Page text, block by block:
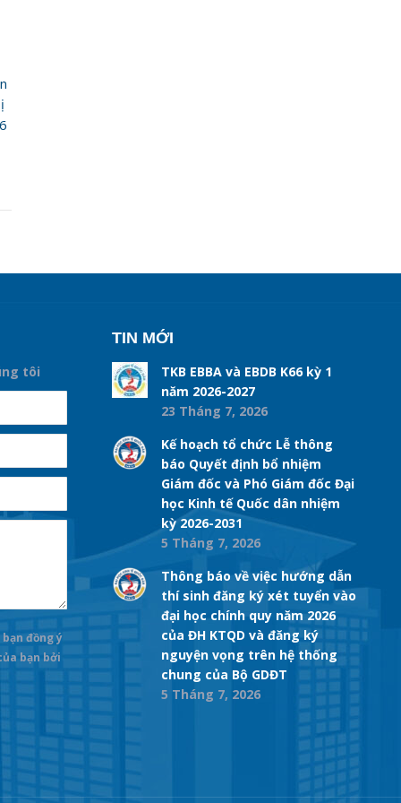
tôi
đồng ý
bạn bởi
TIN MỚI
TKB EBBA và EBDB K66 kỳ 1
năm 2026-2027
23 Tháng 7, 2026
Kế hoạch tổ chức Lễ thông
báo Quyết định bổ nhiệm
Giám đốc và Phó Giám đốc Đại
học Kinh tế Quốc dân nhiệm
kỳ 2026-2031
5 Tháng 7, 2026
Thông báo về việc hướng dẫn
thí sinh đăng ký xét tuyển vào
đại học chính quy năm 2026
của ĐH KTQD và đăng ký
nguyện vọng trên hệ thống
chung của Bộ GDĐT
5 Tháng 7, 2026